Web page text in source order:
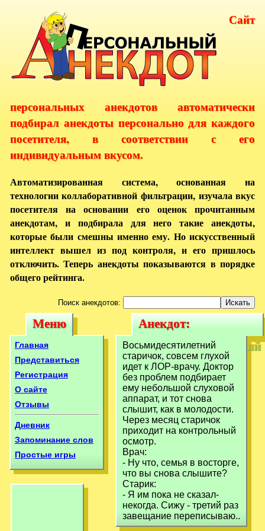
Сайт
персональных анекдотов автоматически
подбирал анекдоты персонально для каждого
посетителя, в соответствии с его
индивидуальным вкусом.
Автоматизированная система, основанная на
технологии коллаборативной фильтрации, изучала вкус
посетителя на основании его оценок прочитанным
анекдотам, и подбирала для него такие анекдоты,
которые были смешны именно ему. Но искусственный
интеллект вышел из под контроля, и его пришлось
отключить. Теперь анекдоты показываются в порядке
общего рейтинга.
Поиск анекдотов:
Меню
Меню
Главная
Представиться
Регистрация
О сайте
Отзывы
Дневник
Запоминание слов
Простые игры
Анекдот:
Восьмидесятилетний
старичок, совсем
глухой идет к
Анекдот:
Восьмидесятилетний
старичок, совсем
глухой идет к
Восьмидесятилетний
старичок, совсем глухой
идет к ЛОР-врачу. Доктор
без проблем подбирает
ему небольшой слуховой
аппарат, и тот снова
слышит, как в молодости.
Через месяц старичок
приходит на контрольный
осмотр.
Врач:
- Ну что, семья в восторге,
что вы снова слышите?
Старик:
- Я им пока не сказал-
некогда. Сижу - третий раз
завещание переписываю..